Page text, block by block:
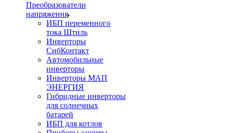
Преобразователи
напряжения
ИБП переменного
тока Штиль
Инверторы
СибКонтакт
Автомобильные
инверторы
Инверторы МАП
ЭНЕРГИЯ
Гибридные инверторы
для солнечных
батарей
ИБП для котлов